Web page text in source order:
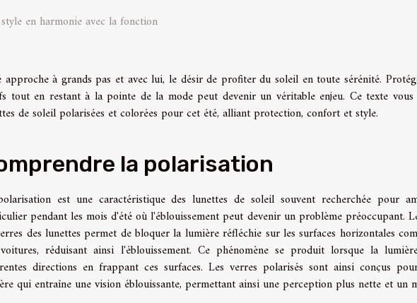
en harmonie avec la fonction
approche à grands pas et avec lui, le désir de profiter du soleil en toute sérénité.
tout en restant à la pointe de la mode peut devenir un véritable enjeu. Ce texte
de soleil polarisées et colorées pour cet été, alliant protection, confort et style.
la polarisation
est une caractéristique des lunettes de soleil souvent recherchée pour
pendant les mois d'été où l'éblouissement peut devenir un problème préoccupant.
des lunettes permet de bloquer la lumière réfléchie sur les surfaces horizontales
réduisant ainsi l'éblouissement. Ce phénomène se produit lorsque la
directions en frappant ces surfaces. Les verres polarisés sont ainsi conçus
qui entraîne une vision éblouissante, permettant ainsi une perception plus nette et un